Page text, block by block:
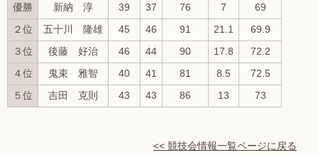
優勝 新納 淳 39 37 76 7 69
２位 五十川 隆雄 45 46 91 21.1 69.9
３位 後藤 好治 46 44 90 17.8 72.2
４位 鬼束 雅智 40 41 81 8.5 72.5
５位 吉田 克則 43 43 86 13 73
<< 競技会情報一覧ページに戻る